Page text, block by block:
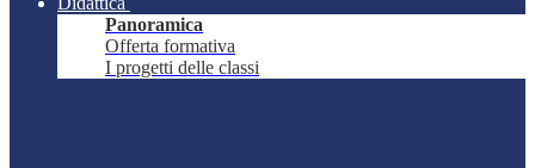
Panoramica
Offerta formativa
I progetti delle classi